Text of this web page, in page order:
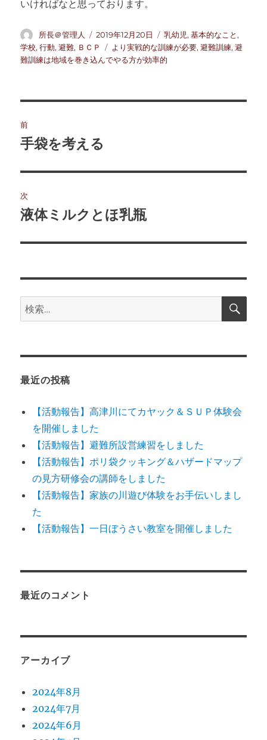
いければなと思っております。
投
稿
者
所長＠管理人
投
稿
日:
2019年12月20日
カ
テ
ゴ
乳幼児,基本的なこと,
学校,行動,避難, ＢＣＰ
タ
グ
より実戦的な訓練が必要,避難訓練,避
難訓練は地域を巻き込んでやる方が効率的
稿
ビ
ゲ
ー
ン
前
前
投
稿:
手袋を考える
次
次
投
液体ミルクとほ乳瓶
検
索:
検
最近の投稿
【活動報告】高津川にてカヤック＆ＳＵＰ体験会
を開催しました
【活動報告】避難所設営練習をしました
【活動報告】ポリ袋クッキング＆ハザードマップ
の見方研修会の講師をしました
【活動報告】家族の川遊び体験をお手伝いしまし
た
【活動報告】一日ぼうさい教室を開催しました
最近のコメント
アーカイブ
2024年8月
2024年7月
2024年6月